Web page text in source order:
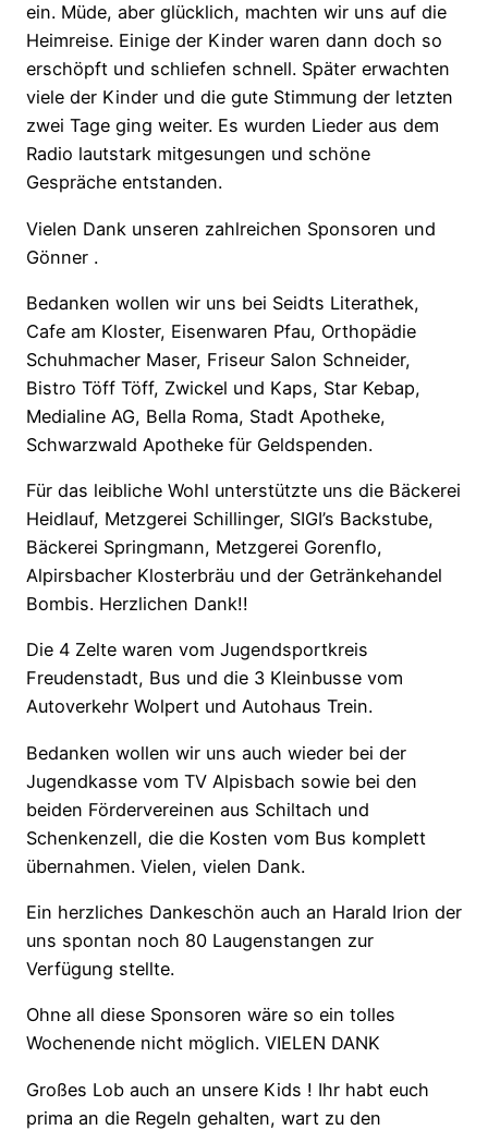
ein. Müde, aber glücklich, machten wir uns auf die
Heimreise. Einige der Kinder waren dann doch so
erschöpft und schliefen schnell. Später erwachten
viele der Kinder und die gute Stimmung der letzten
zwei Tage ging weiter. Es wurden Lieder aus dem
Radio lautstark mitgesungen und schöne
Gespräche entstanden.
Vielen Dank unseren zahlreichen Sponsoren und
Gönner .
Bedanken wollen wir uns bei Seidts Literathek,
Cafe am Kloster, Eisenwaren Pfau, Orthopädie
Schuhmacher Maser, Friseur Salon Schneider,
Bistro Töff Töff, Zwickel und Kaps, Star Kebap,
Medialine AG, Bella Roma, Stadt Apotheke,
Schwarzwald Apotheke für Geldspenden.
Für das leibliche Wohl unterstützte uns die Bäckerei
Heidlauf, Metzgerei Schillinger, SIGI’s Backstube,
Bäckerei Springmann, Metzgerei Gorenflo,
Alpirsbacher Klosterbräu und der Getränkehandel
Bombis. Herzlichen Dank!!
Die 4 Zelte waren vom Jugendsportkreis
Freudenstadt, Bus und die 3 Kleinbusse vom
Autoverkehr Wolpert und Autohaus Trein.
Bedanken wollen wir uns auch wieder bei der
Jugendkasse vom TV Alpisbach sowie bei den
beiden Fördervereinen aus Schiltach und
Schenkenzell, die die Kosten vom Bus komplett
übernahmen. Vielen, vielen Dank.
Ein herzliches Dankeschön auch an Harald Irion der
uns spontan noch 80 Laugenstangen zur
Verfügung stellte.
Ohne all diese Sponsoren wäre so ein tolles
Wochenende nicht möglich. VIELEN DANK
Großes Lob auch an unsere Kids ! Ihr habt euch
prima an die Regeln gehalten, wart zu den